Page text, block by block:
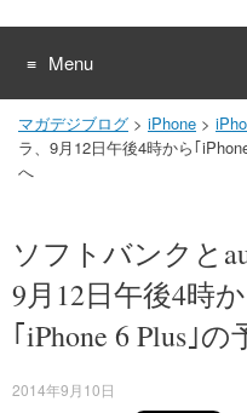
Menu
Skip
to
content
マガデジブログ > iPhone >
ラ、9月12日午後4時から｢
へ
ソフトバンクと
9月12日午後4時
｢iPhone 6 Plus｣
2014年9月10日